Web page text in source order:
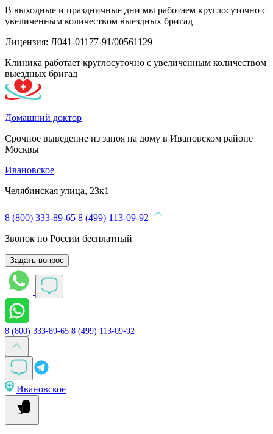
В выходные и праздничные дни мы работаем круглосуточно с
увеличенным количеством выездных бригад
Лицензия: Л041-01177-91/00561129
Клиника работает круглосуточно с увеличенным количеством
выездных бригад
Домашний доктор
Срочное выведение из запоя на дому в Ивановском районе
Москвы
Ивановское
Челябинская улица, 23к1
8 (800) 333-89-65 8 (499) 113-09-92
Звонок по России бесплатный
Задать вопрос
8 (800) 333-89-65 8 (499) 113-09-92
Ивановское